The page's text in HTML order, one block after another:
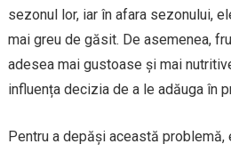
sezonul lor, iar în afara sezonului,
mai greu de găsit. De asemenea,
adesea mai gustoase și mai
influența decizia de a le adăuga în
Pentru a depăși această